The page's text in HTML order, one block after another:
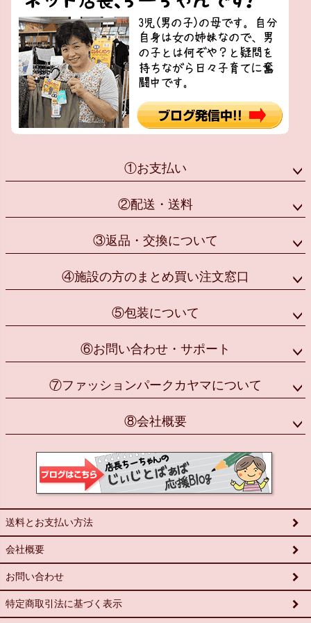
①お支払い
②配送・送料
③返品・交換について
④施設の方のまとめ買い注文窓口
⑤包装について
⑥お問い合わせ・サポート
⑦ファッションパークカヤマについて
⑧会社概要
送料とお支払い方法
会社概要
お問い合わせ
特定商取引法に基づく表示